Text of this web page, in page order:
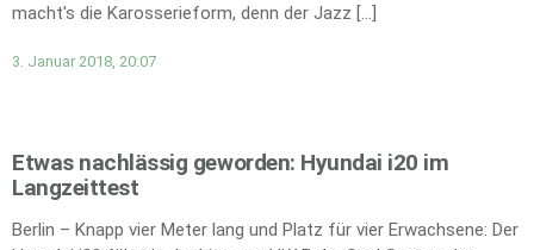
macht's die Karosserieform, denn der Jazz […]
3. Januar 2018, 20:07
Etwas nachlässig geworden: Hyundai i20 im
Langzeittest
Berlin – Knapp vier Meter lang und Platz für vier Erwachsene: Der